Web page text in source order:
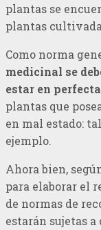
plantas se
plantas
Como norma
medicinal se
estar en
plantas que
en mal estado:
ejemplo.
Ahora bien,
para elaborar el
de normas de
estarán sujetas